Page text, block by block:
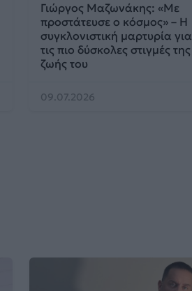
Γιώργος Μαζωνάκης: «Με
προστάτευσε ο κόσμος» – Η
συγκλονιστική μαρτυρία για
τις πιο δύσκολες στιγμές της
ζωής του
09.07.2026